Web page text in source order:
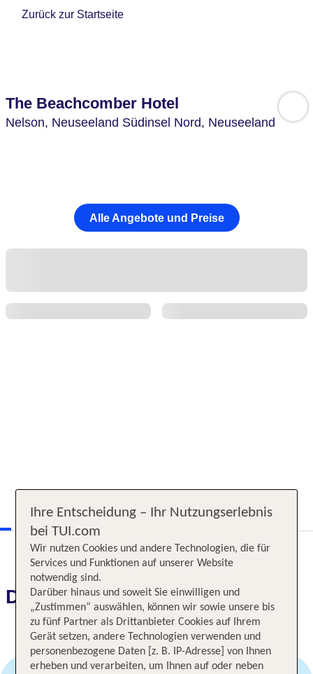
Zurück zur Startseite
The Beachcomber Hotel
Nelson, Neuseeland Südinsel Nord, Neuseeland
Alle Angebote und Preise
Das erwartet Sie
Ihre Entscheidung – Ihr Nutzungserlebnis
bei TUI.com
Wir nutzen Cookies und andere Technologien, die für
Services und Funktionen auf unserer Website
notwendig sind.
Darüber hinaus und soweit Sie einwilligen und
„Zustimmen“ auswählen, können wir sowie unsere bis
zu fünf Partner als Drittanbieter Cookies auf Ihrem
Gerät setzen, andere Technologien verwenden und
personenbezogene Daten [z. B. IP-Adresse] von Ihnen
erheben und verarbeiten, um Ihnen auf oder neben